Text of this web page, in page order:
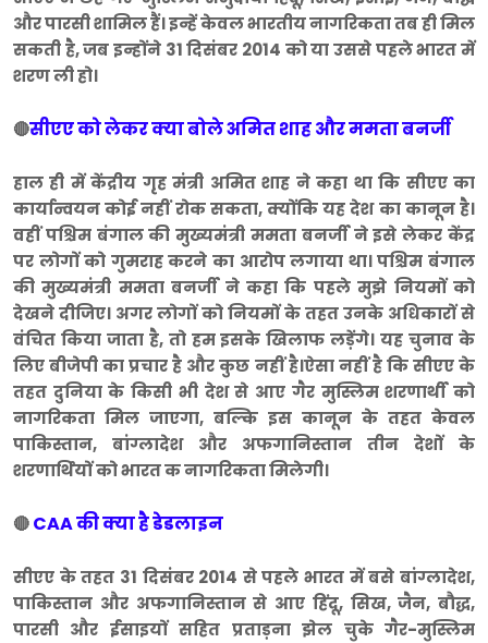
और पारसी शामिल हैं। इन्हें केवल भारतीय नागरिकता तब ही मिल
सकती है, जब इन्होंने 31 दिसंबर 2014 को या उससे पहले भारत में
शरण ली हो।
🔴सीएए को लेकर क्या बोले अमित शाह और ममता बनर्जी
हाल ही में केंद्रीय गृह मंत्री अमित शाह ने कहा था कि सीएए का
कार्यान्वयन कोई नहीं रोक सकता, क्योंकि यह देश का कानून है।
वहीं पश्चिम बंगाल की मुख्यमंत्री ममता बनर्जी ने इसे लेकर केंद्र
पर लोगों को गुमराह करने का आरोप लगाया था। पश्चिम बंगाल
की मुख्यमंत्री ममता बनर्जी ने कहा कि पहले मुझे नियमों को
देखने दीजिए। अगर लोगों को नियमों के तहत उनके अधिकारों से
वंचित किया जाता है, तो हम इसके खिलाफ लड़ेंगे। यह चुनाव के
लिए बीजेपी का प्रचार है और कुछ नहीं है।ऐसा नहीं है कि सीएए के
तहत दुनिया के किसी भी देश से आए गैर मुस्लिम शरणार्थी को
नागरिकता मिल जाएगा, बल्कि इस कानून के तहत केवल
पाकिस्तान, बांग्लादेश और अफगानिस्तान तीन देशों के
शरणार्थियों को भारत क नागरिकता मिलेगी।
🔴CAA की क्या है डेडलाइन
सीएए के तहत 31 दिसंबर 2014 से पहले भारत में बसे बांग्लादेश,
पाकिस्तान और अफगानिस्तान से आए हिंदू, सिख, जैन, बौद्ध,
पारसी और ईसाइयों सहित प्रताड़ना झेल चुके गैर-मुस्लिम